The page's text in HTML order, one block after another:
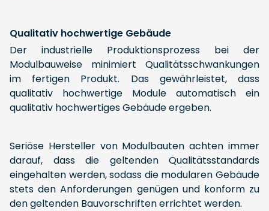
Qualitativ hochwertige Gebäude
Der industrielle Produktionsprozess bei der
Modulbauweise minimiert Qualitätsschwankungen
im fertigen Produkt. Das gewährleistet, dass
qualitativ hochwertige Module automatisch ein
qualitativ hochwertiges Gebäude ergeben.
Seriöse Hersteller von Modulbauten achten immer
darauf, dass die geltenden Qualitätsstandards
eingehalten werden, sodass die modularen Gebäude
stets den Anforderungen genügen und konform zu
den geltenden Bauvorschriften errichtet werden.